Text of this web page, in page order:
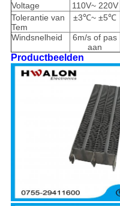
Voltage
110V~ 220V
Tolerantie van
Tem
±3℃~ ±5℃
Windsnelheid
6m/s of pas
aan
Productbeelden